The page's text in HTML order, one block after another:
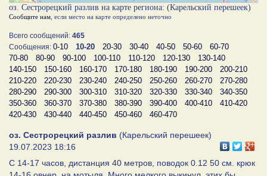
оз. Сестрорецкий разлив на карте региона: (Карельский перешеек)
Сообщите нам , если место на карте определено неточно
Всего сообщений: 465
Сообщения: 0-10 10-20 20-30 30-40 40-50 50-60
60-70
70-80
80-90 90-100 100-110 110-120 120-130
130-140
140-150
150-160 160-170 170-180 180-190 190-200
200-210
210-220
220-230 230-240 240-250 250-260 260-270
270-280
280-290
290-300 300-310 310-320 320-330 330-340
340-350
350-360
360-370 370-380 380-390 390-400 400-410
410-420
420-430
430-440 440-450 450-460 460-470
оз. Сестрорецкий разлив (Карельский перешеек)
19.07.2023 18:16
С 14-17 часов, дистанция 40 метров, поводок 0.12 50 см. крюк